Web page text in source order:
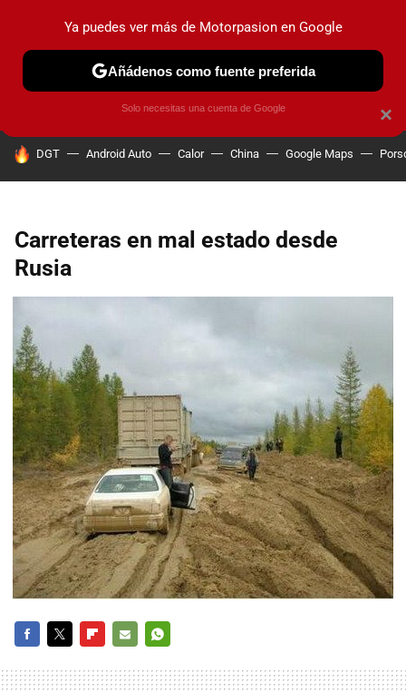
PRUEBAS COCHES ELÉCTRICOS OBSERVATORIO
HOY SE HABLA DE
DGT Android Auto Calor China Google Maps
Carreteras en mal estado desde
Rusia
MAIL
×
Ya puedes ver más de Motorpasion en Google
Añádenos como fuente preferida
Solo necesitas una cuenta de Google